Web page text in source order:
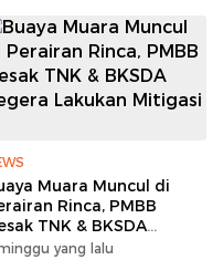
Muara Muncul di
Rinca, PMBB
TNK & BKSDA
Lakukan Mitigasi
yang lalu